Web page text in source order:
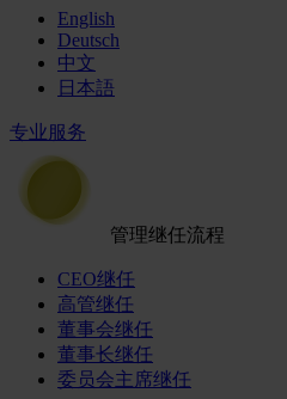
English
Deutsch
中文
日本語
专业服务
管理继任流程
CEO继任
高管继任
董事会继任
董事长继任
委员会主席继任